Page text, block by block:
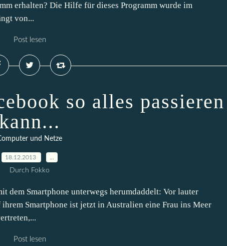
erhalten? Die Hilfe für dieses Programm wurde im
von...
Post lesen
so alles passieren
und Netze
18.12.2013
Durch Fokko
dem Smartphone unterwegs herumdaddelt: Vor lauter
Smartphone ist jetzt in Australien eine Frau ins Meer
Post lesen